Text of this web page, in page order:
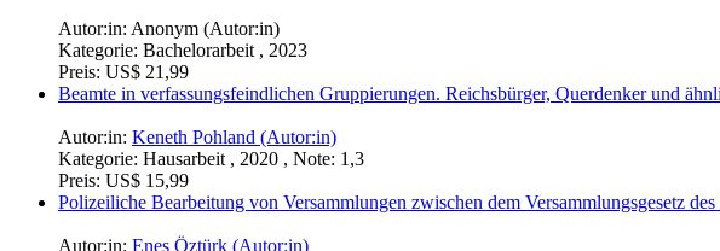
Autor:in: Anonym (Autor:in)
Kategorie: Bachelorarbeit , 2023
Preis: US$ 21,99
Beamte in verfassungsfeindlichen Gruppierungen. Reichsbürger, Querdenker und
Autor:in: Keneth Pohland (Autor:in)
Kategorie: Hausarbeit , 2020 , Note: 1,3
Preis: US$ 15,99
Polizeiliche Bearbeitung von Versammlungen zwischen dem Versammlungsgesetz
Autor:in: Enes Öztürk (Autor:in)